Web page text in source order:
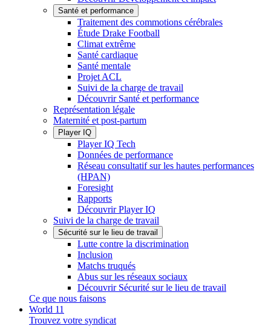
Santé et performance
Traitement des commotions cérébrales
Étude Drake Football
Climat extrême
Santé cardiaque
Santé mentale
Projet ACL
Suivi de la charge de travail
Découvrir Santé et performance
Représentation légale
Maternité et post-partum
Player IQ
Player IQ Tech
Données de performance
Réseau consultatif sur les hautes performances
(HPAN)
Foresight
Rapports
Découvrir Player IQ
Suivi de la charge de travail
Sécurité sur le lieu de travail
Lutte contre la discrimination
Inclusion
Matchs truqués
Abus sur les réseaux sociaux
Découvrir Sécurité sur le lieu de travail
Ce que nous faisons
World 11
Trouvez votre syndicat